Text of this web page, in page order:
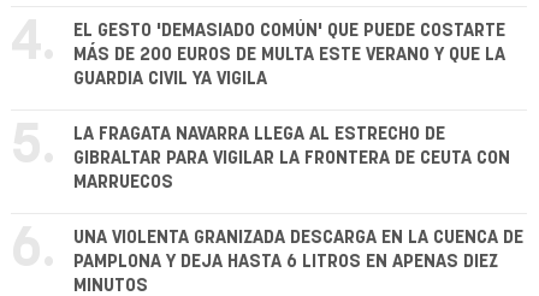
4.
EL GESTO 'DEMASIADO COMÚN' QUE PUEDE COSTARTE
MÁS DE 200 EUROS DE MULTA ESTE VERANO Y QUE LA
GUARDIA CIVIL YA VIGILA
5.
LA FRAGATA NAVARRA LLEGA AL ESTRECHO DE
GIBRALTAR PARA VIGILAR LA FRONTERA DE CEUTA CON
MARRUECOS
6.
UNA VIOLENTA GRANIZADA DESCARGA EN LA CUENCA DE
PAMPLONA Y DEJA HASTA 6 LITROS EN APENAS DIEZ
MINUTOS